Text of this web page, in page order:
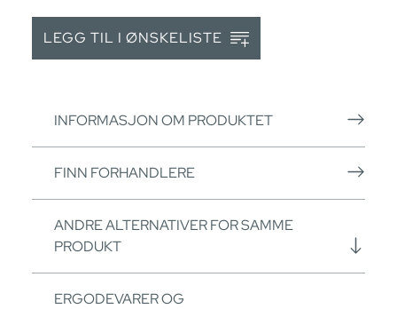
LEGG TIL I ØNSKELISTE
INFORMASJON OM PRODUKTET
FINN FORHANDLERE
ANDRE ALTERNATIVER FOR SAMME
PRODUKT
ERGODEVARER OG